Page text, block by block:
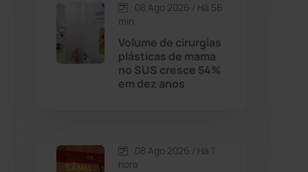
Caturama (65)
Chapada Diamantina (430)
Cordeiros
08 Ago 2026 / Há 56
min
Volume de cirurgias
plásticas de mama
no SUS cresce 54%
em dez anos
08 Ago 2026 / Há 1
hora